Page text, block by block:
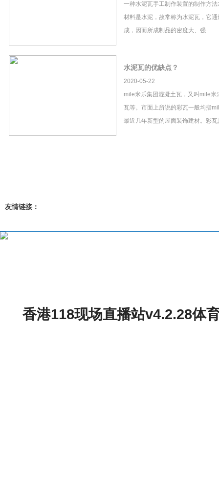
一种水泥瓦手工制作装置的制作方
材料是水泥，故常称为水泥瓦，它
成，因而所成制品的密度大、强
水泥瓦的优缺点？
2020-05-22
mile米乐集团混凝土瓦，又叫mile米
瓦等。市面上所说的彩瓦一般均指
最近几年新型的屋面装饰建材。彩
友情链接：
香港118现场直播站v4.2.28体